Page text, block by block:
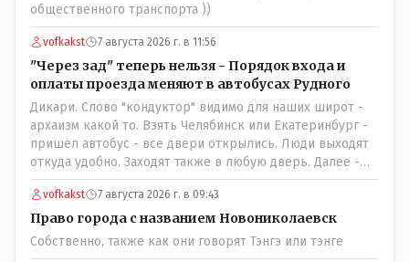
общественного транспорта ))
vofkakst 7 августа 2026 г. в 11:56
"Через зад" теперь нельзя - Порядок входа и
оплаты проезда меняют в автобусах Рудного
Дикари. Слово "кондуктор" видимо для наших широт -
архаизм какой то. Взять Челябинск или Екатеринбург -
пришел автобус - все двери открылись. Люди выходят
откуда удобно. Заходят также в любую дверь. Далее -
либо платишь сам (у каждой двери есть валидатор),
либо кондуктор подойдет с терминалом. Водитель
разгружен от вопросов оплаты, полностью
сконцентрировавшись на управлении автобусом.
Кондуктор - помимо удобства - несомненно рабочие
vofkakst 7 августа 2026 г. в 09:43
Право города с названием Новониколаевск
Собственно, также как они говорят Тэнгэ или тэнге